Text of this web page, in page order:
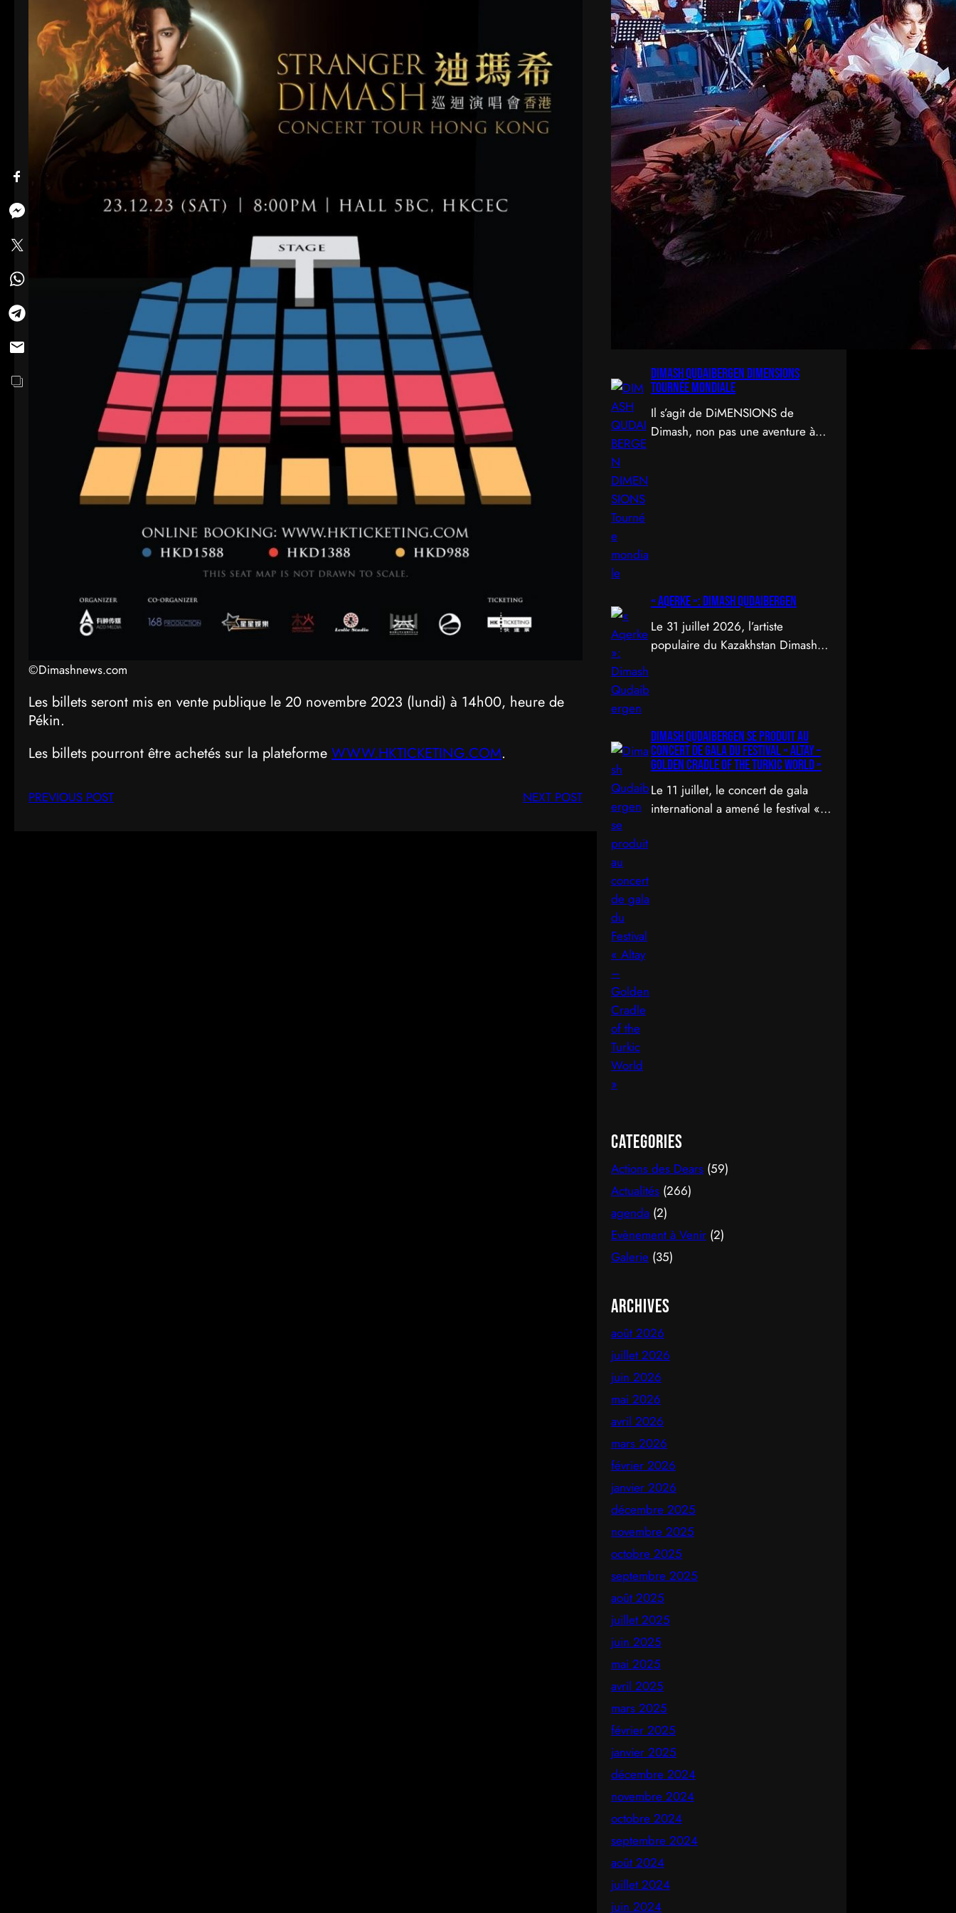
©Dimashnews.com
Les billets seront mis en vente publique le 20 novembre 2023 (lundi) à 14h00, heure de
Pékin.
Les billets pourront être achetés sur la plateforme WWW.HKTICKETING.COM.
PREVIOUS POST NEXT POST
DIMASH QUDAIBERGEN DIMENSIONS
Tournée mondiale
Il s’agit de DiMENSIONS de
Dimash, non pas une aventure à
« Aqerke »: Dimash Qudaibergen
Le 31 juillet 2026, l’artiste
populaire du Kazakhstan Dimash
officielle.
Dimash Qudaibergen se produit au
concert de gala du Festival « Altay –
Golden Cradle of the Turkic World »
Le 11 juillet, le concert de gala
international a amené le festival «
Categories
Actions des Dears (59)
Actualités (266)
agenda (2)
Evènement à Venir (2)
Galerie (35)
Archives
août 2026
juillet 2026
juin 2026
mai 2026
avril 2026
mars 2026
février 2026
janvier 2026
décembre 2025
novembre 2025
octobre 2025
septembre 2025
août 2025
juillet 2025
juin 2025
mai 2025
avril 2025
mars 2025
février 2025
janvier 2025
décembre 2024
novembre 2024
octobre 2024
septembre 2024
août 2024
juillet 2024
juin 2024